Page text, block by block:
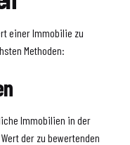
einer Immobilie zu
Methoden:
Immobilien in der
der zu bewertenden